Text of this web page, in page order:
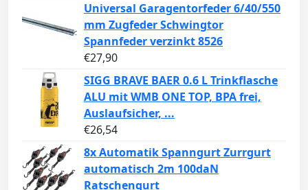
Universal Garagentorfeder 6/40/550
mm Zugfeder Schwingtor
Spannfeder verzinkt 8526
€27,90
SIGG BRAVE BAER 0.6 L Trinkflasche
ALU mit WMB ONE TOP, BPA frei,
Auslaufsicher, ...
€26,54
8x Automatik Spanngurt Zurrgurt
automatisch 2m 100daN
Ratschengurt